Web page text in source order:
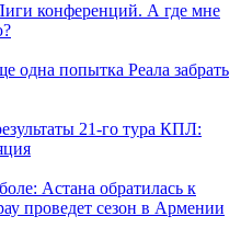
конференций. А где мне
одна попытка Реала забрать
21-го тура КПЛ:
Астана обратилась к
проведет сезон в Армении